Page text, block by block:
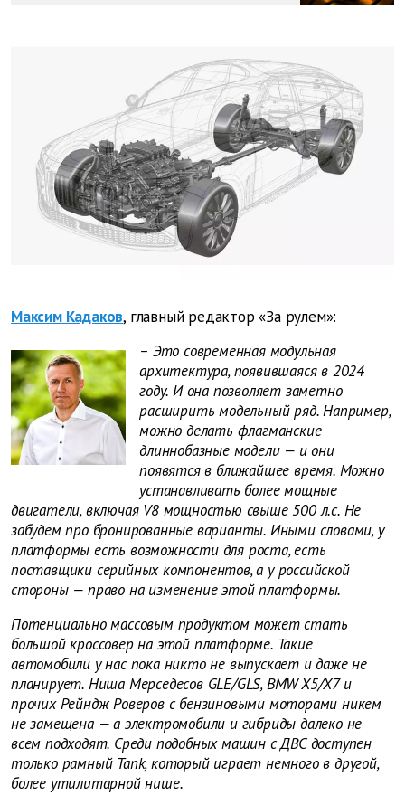
Максим Кадаков, главный редактор «За рулем»:
– Это современная модульная
архитектура, появившаяся в 2024
году. И она позволяет заметно
расширить модельный ряд. Например,
можно делать флагманские
длиннобазные модели — и они
появятся в ближайшее время. Можно
устанавливать более мощные
двигатели, включая V8 мощностью свыше 500 л.с. Не
забудем про бронированные варианты. Иными словами, у
платформы есть возможности для роста, есть
поставщики серийных компонентов, а у российской
стороны — право на изменение этой платформы.
Потенциально массовым продуктом может стать
большой кроссовер на этой платформе. Такие
автомобили у нас пока никто не выпускает и даже не
планирует. Ниша Мерседесов GLE/GLS, BMW X5/X7 и
прочих Рейндж Роверов с бензиновыми моторами никем
не замещена — а электромобили и гибриды далеко не
всем подходят. Среди подобных машин с ДВС доступен
только рамный Tank, который играет немного в другой,
более утилитарной нише.